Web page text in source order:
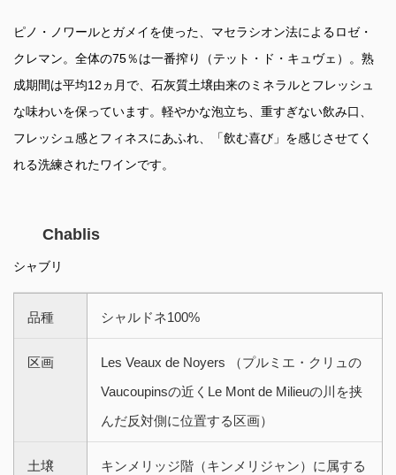
ピノ・ノワールとガメイを使った、マセラシオン法によるロゼ・
クレマン。全体の75％は一番搾り（テット・ド・キュヴェ）。熟
成期間は平均12ヵ月で、石灰質土壌由来のミネラルとフレッシュ
な味わいを保っています。軽やかな泡立ち、重すぎない飲み口、
フレッシュ感とフィネスにあふれ、「飲む喜び」を感じさせてく
れる洗練されたワインです。
Chablis
シャブリ
品種 シャルドネ100%
区画
Les Veaux de Noyers （プルミエ・クリュの
Vaucoupinsの近くLe Mont de Milieuの川を挟
んだ反対側に位置する区画）
土壌
キンメリッジ階（キンメリジャン）に属する